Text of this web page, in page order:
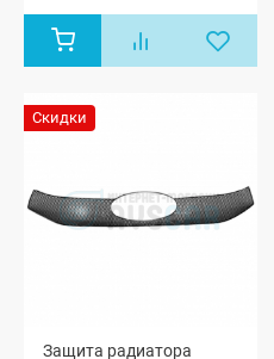
Скидки
Защита радиатора